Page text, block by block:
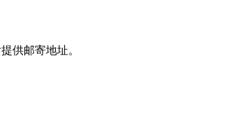
供邮寄地址。